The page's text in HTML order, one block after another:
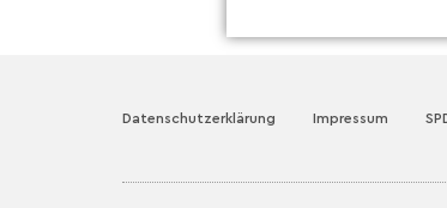
Datenschutzerklärung Impressum